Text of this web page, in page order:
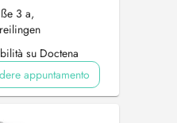
3 a,
su Doctena
appuntamento